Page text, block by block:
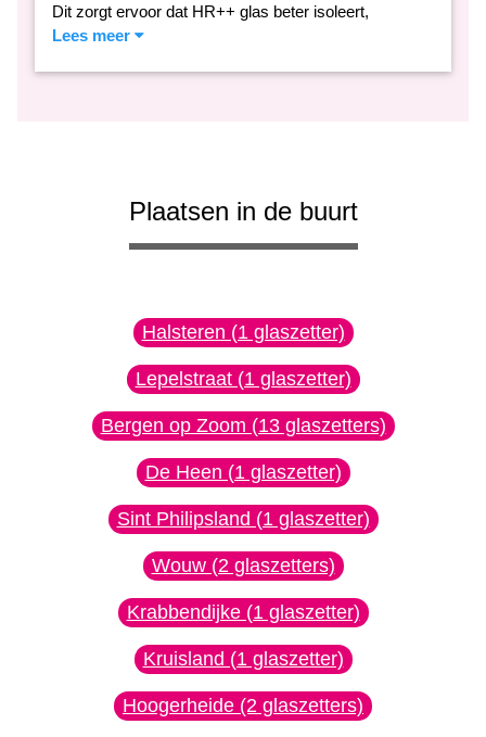
Dit zorgt ervoor dat HR++ glas beter isoleert,
Lees meer
Plaatsen in de buurt
Halsteren (1 glaszetter)
Lepelstraat (1 glaszetter)
Bergen op Zoom (13 glaszetters)
De Heen (1 glaszetter)
Sint Philipsland (1 glaszetter)
Wouw (2 glaszetters)
Krabbendijke (1 glaszetter)
Kruisland (1 glaszetter)
Hoogerheide (2 glaszetters)